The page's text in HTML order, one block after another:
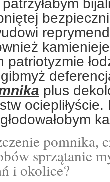
patriotyzmie
plus
pomnika,
sprzątanie
i okolice?